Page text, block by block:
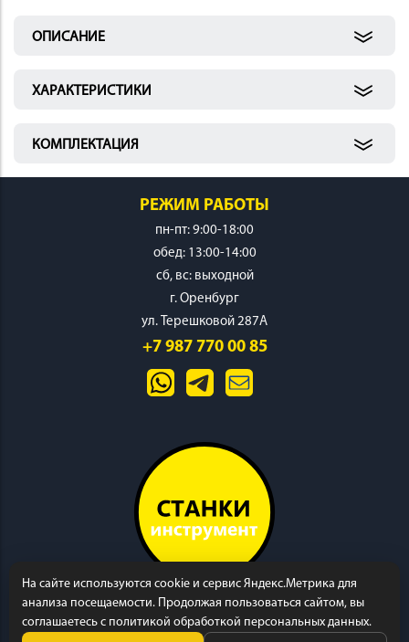
ОПИСАНИЕ
ХАРАКТЕРИСТИКИ
КОМПЛЕКТАЦИЯ
РЕЖИМ РАБОТЫ
пн-пт: 9:00-18:00
обед: 13:00-14:00
cб, вс: выходной
г. Оренбург
ул. Терешковой 287А
+7 987 770 00 85
На сайте используются cookie и сервис Яндекс.Метрика для
анализа посещаемости. Продолжая пользоваться сайтом, вы
соглашаетесь с политикой обработкой персональных данных.